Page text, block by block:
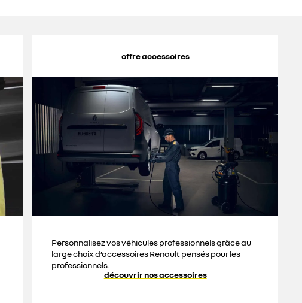
offre accessoires
Personnalisez vos véhicules professionnels grâce au
large choix d’accessoires Renault pensés pour les
professionnels.
découvrir nos accessoires